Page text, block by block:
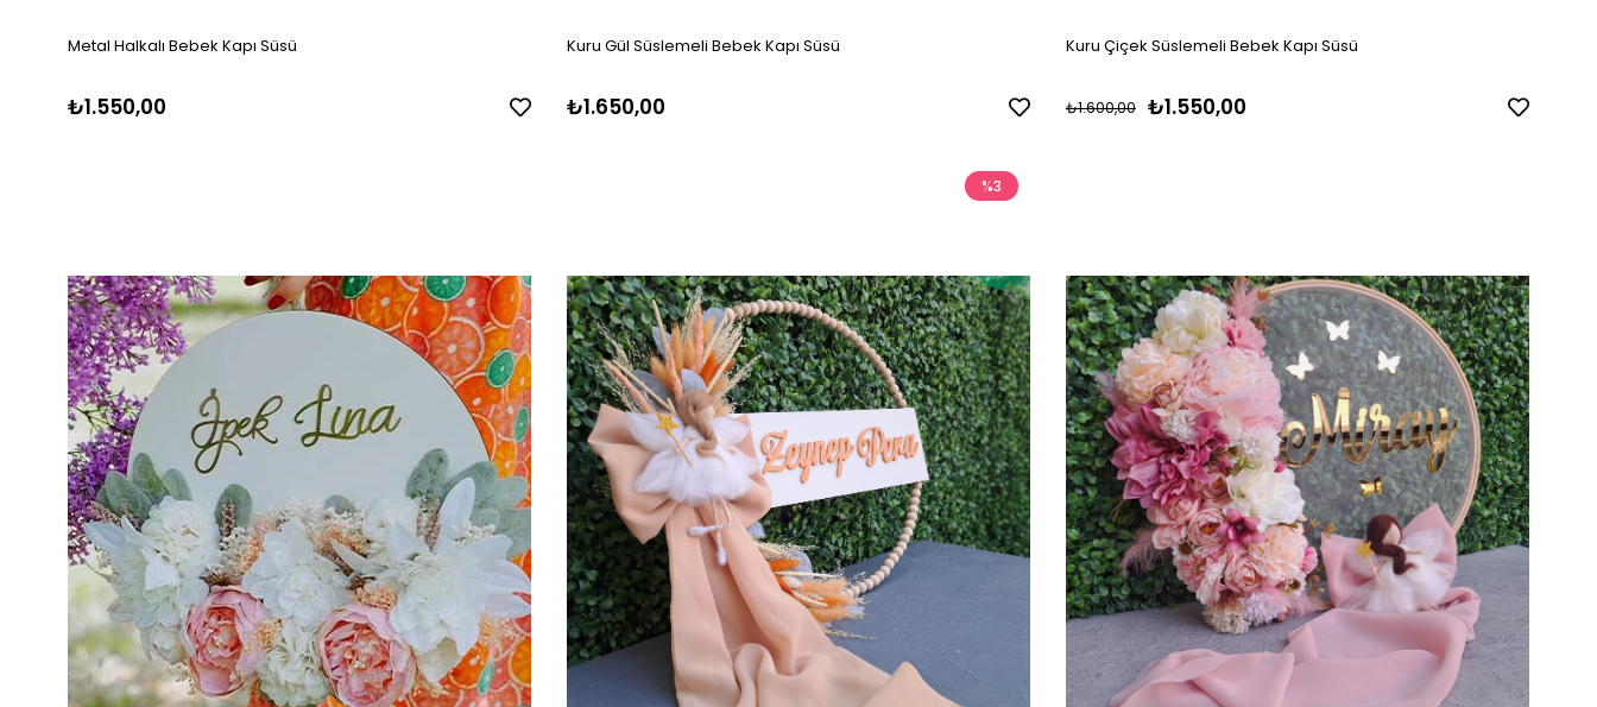
Metal Halkalı Bebek Kapı Süsü
₺1.550,00
Kuru Gül Süslemeli Bebek Kapı Süsü
₺1.650,00
Kuru Çiçek Süslemeli Bebek Kapı Süsü
₺1.550,00
₺1.600,00
%3